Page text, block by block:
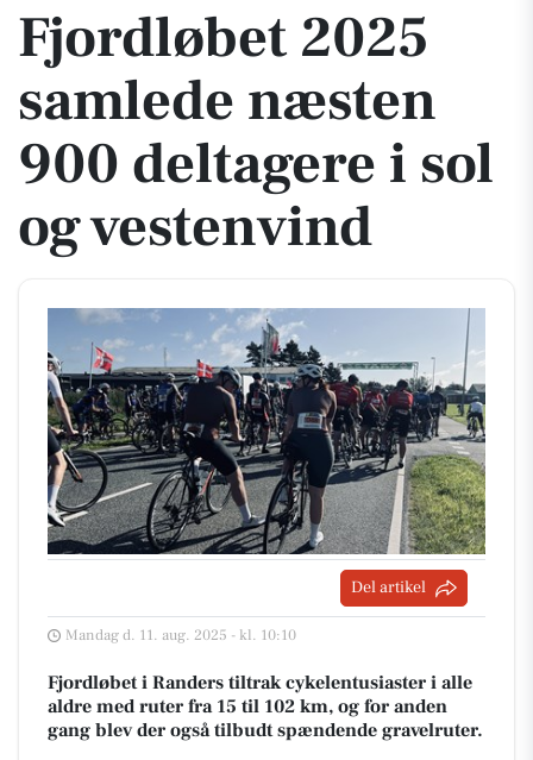
Fjordløbet 2025
samlede næsten
900 deltagere i sol
og vestenvind
Del artikel
Mandag d. 11. aug. 2025 - kl. 10:10
Fjordløbet i Randers tiltrak cykelentusiaster i alle
aldre med ruter fra 15 til 102 km, og for anden
gang blev der også tilbudt spændende gravelruter.